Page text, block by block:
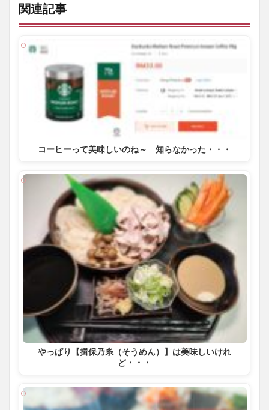
関連記事
コーヒーって美味しいのね～ 知らなかった・・・
やっぱり【揖保乃糸（そうめん）】は美味しいけれ
ど・・・